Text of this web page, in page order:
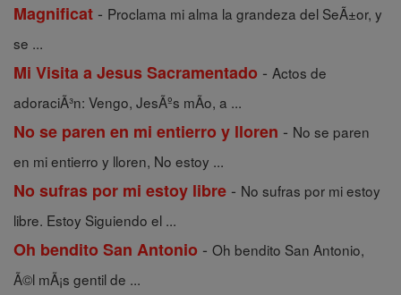
Magnificat - Proclama mi alma la grandeza del SeÃ±or, y
se ...
Mi Visita a Jesus Sacramentado - Actos de
adoraciÃ³n: Vengo, JesÃºs mÃ­o, a ...
No se paren en mi entierro y lloren - No se paren
en mi entierro y lloren, No estoy ...
No sufras por mi estoy libre - No sufras por mi estoy
libre. Estoy Siguiendo el ...
Oh bendito San Antonio - Oh bendito San Antonio,
Ã©l mÃ¡s gentil de ...